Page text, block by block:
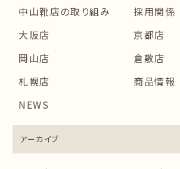
中山靴店の取り組み
採用関係
大阪店
京都店
岡山店
倉敷店
札幌店
商品情報
NEWS
アーカイブ